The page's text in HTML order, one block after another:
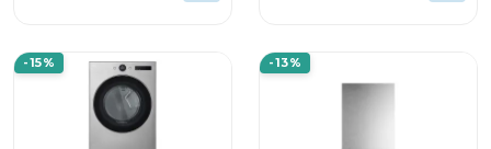
-15% -13%